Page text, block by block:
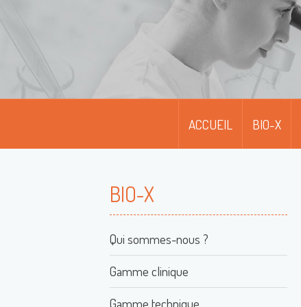
ACCUEIL BIO-X
BIO-X
Qui sommes-nous ?
Gamme clinique
Gamme technique